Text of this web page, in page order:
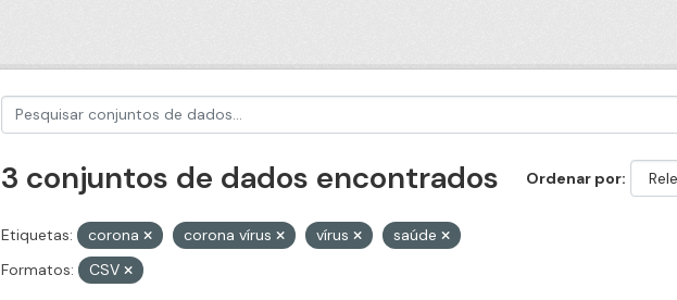
Ordenar por
3 conjuntos de dados encontrados
Etiquetas: corona corona vírus vírus
saúde
Formatos:
CSV